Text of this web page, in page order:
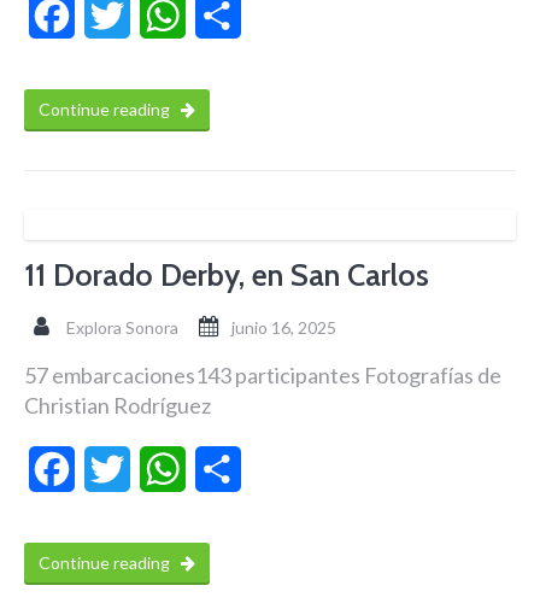
FacebookTwitter WhatsApp
Continue reading
11 Dorado Derby, en San Carlos
Explora Sonora junio 16, 2025
57 embarcaciones143 participantes Fotografías de
Christian Rodríguez
FacebookTwitter WhatsApp
Continue reading